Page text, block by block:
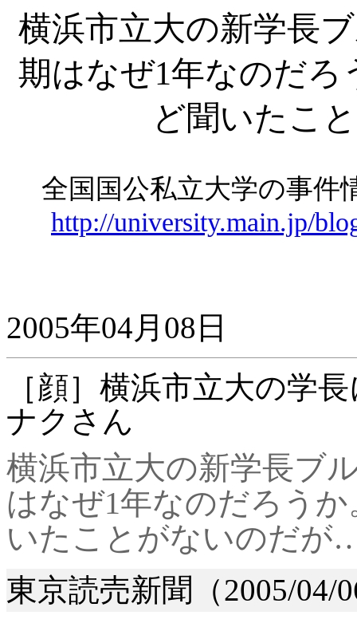
横浜市立大の新学長
期はなぜ1年なのだろ
ど聞いたこ
全国国公私立大学の事
http://university.main.jp/
2005年04月08日
［顔］横浜市立大の学
ナクさん
横浜市立大の新学長ブ
はなぜ1年なのだろう
いたことがないのだが
東京読売新聞（2005/04/